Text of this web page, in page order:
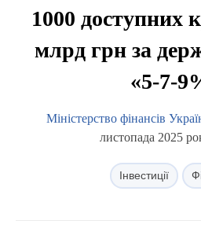
1000 доступних
млрд грн за
«5-7-
Міністерство фінансів
листопада 2025
Інвестиції